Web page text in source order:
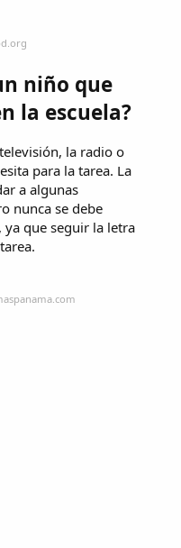
niño que
la escuela?
la radio o
para la tarea. La
a algunas
nunca se debe
ya que seguir la letra